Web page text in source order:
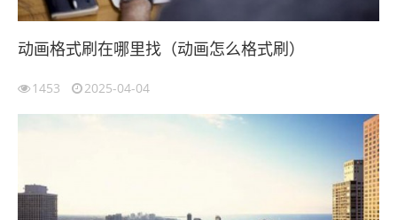
动画格式刷在哪里找（动画怎么格式刷）
1453 2025-04-04